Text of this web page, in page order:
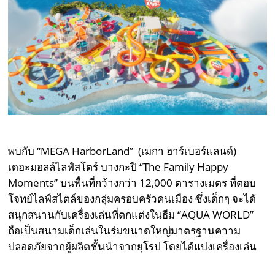
พบกับ “MEGA HarborLand” (เมกา ฮาร์เบอร์แลนด์)
เดอะมอลล์ไลฟ์สโตร์ บางกะปิ “The Family Happy
Moments” บนพื้นที่กว้างกว่า 12,000 ตารางเมตร ที่ตอบ
โจทย์ไลฟ์สไตล์ของกลุ่มครอบครัวคนเมือง ซึ่งเด็กๆ จะได้
สนุกสนานกับเครื่องเล่นที่ตกแต่งในธีม “AQUA WORLD”
ถือเป็นสนามเด็กเล่นในร่มขนาดใหญ่มาตรฐานความ
ปลอดภัยจากผู้ผลิตชั้นนำจากยุโรป โดยได้แบ่งเครื่องเล่น